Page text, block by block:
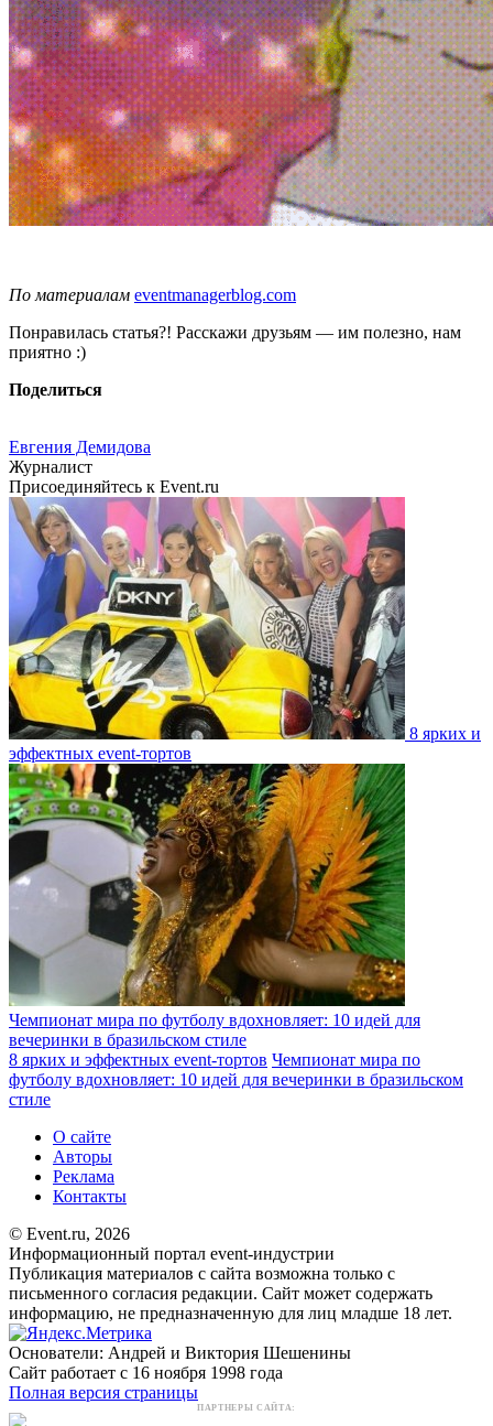
По материалам eventmanagerblog.com
Понравилась статья?! Расскажи друзьям — им полезно, нам
приятно :)
Поделиться
Евгения Демидова
Журналист
Присоединяйтесь к Event.ru
8 ярких и
эффектных event-тортов
Чемпионат мира по футболу вдохновляет: 10 идей для
вечеринки в бразильском стиле
8 ярких и эффектных event-тортов Чемпионат мира по
футболу вдохновляет: 10 идей для вечеринки в бразильском
стиле
О сайте
Авторы
Реклама
Контакты
© Event.ru, 2026
Информационный портал event-индустрии
Публикация материалов с сайта возможна только с
письменного согласия редакции. Сайт может содержать
информацию, не предназначенную для лиц младше 18 лет.
Основатели: Андрей и Виктория Шешенины
Сайт работает с 16 ноября 1998 года
Полная версия страницы
ПАРТНЕРЫ САЙТА: